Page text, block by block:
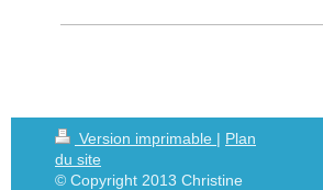
Version imprimable | Plan
du site
© Copyright 2013 Christine